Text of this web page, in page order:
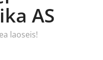
AS
laoseis!